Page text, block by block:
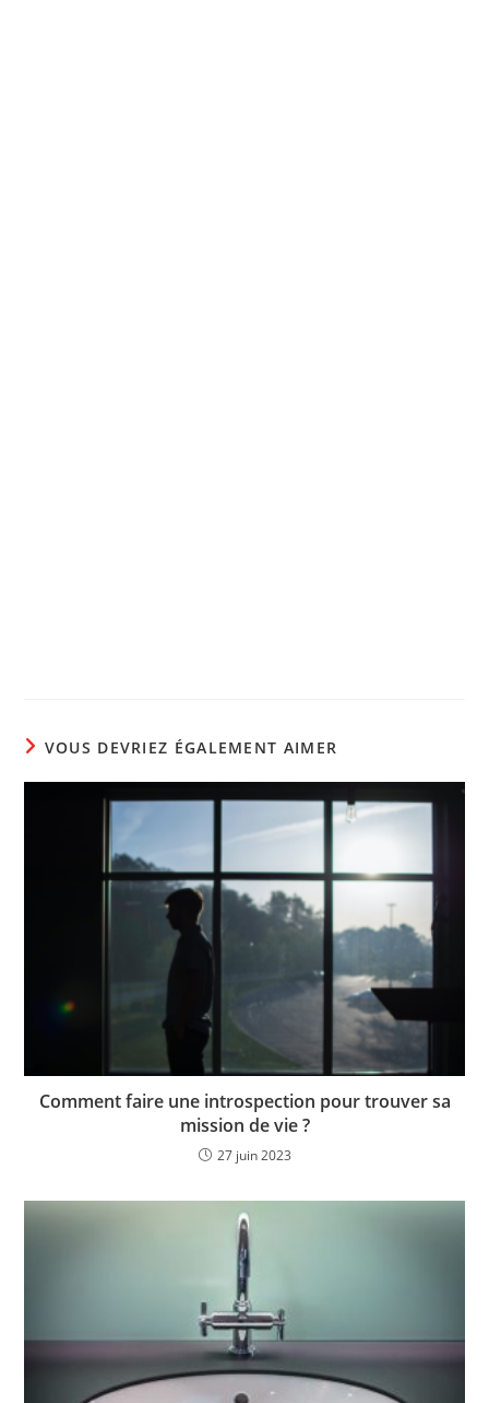
VOUS DEVRIEZ ÉGALEMENT AIMER
Comment faire une introspection pour trouver sa
mission de vie ?
27 juin 2023